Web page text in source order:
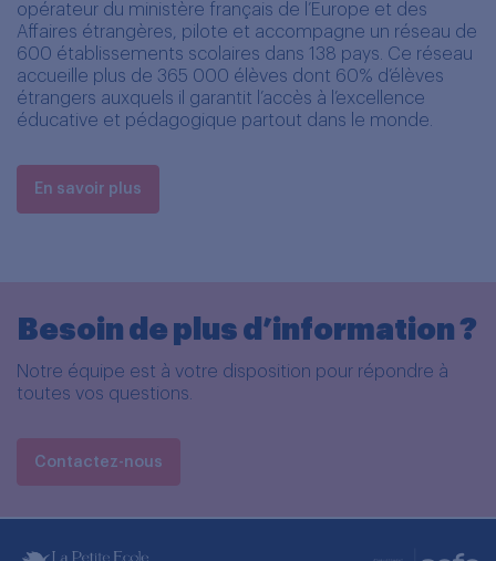
opérateur du ministère français de l’Europe et des
Affaires étrangères, pilote et accompagne un réseau de
600 établissements scolaires dans 138 pays. Ce réseau
accueille plus de 365 000 élèves dont 60% d’élèves
étrangers auxquels il garantit l’accès à l’excellence
éducative et pédagogique partout dans le monde.
En savoir plus
Besoin de plus d’information ?
Notre équipe est à votre disposition pour répondre à
toutes vos questions.
Contactez-nous